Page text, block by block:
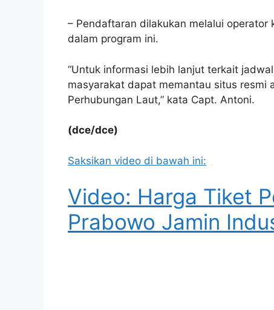
– Pendaftaran dilakukan melalui
dalam program ini.
“Untuk informasi lebih lanjut terkait
masyarakat dapat memantau situs resmi
Perhubungan Laut,” kata Capt. Antoni.
(dce/dce)
Saksikan video di bawah ini:
Video: Harga Tiket
Prabowo Jamin